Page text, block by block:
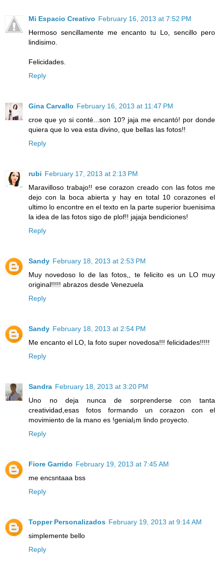
Mi Espacio Creativo February 16, 2013 at 7:52 PM
Hermoso sencillamente me encanto tu Lo, sencillo pero
lindisimo.
Felicidades.
Reply
Gina Carvallo February 16, 2013 at 11:47 PM
croe que yo si conté...son 10? jaja me encantó! por donde
quiera que lo vea esta divino, que bellas las fotos!!
Reply
rubi February 17, 2013 at 2:13 PM
Maravilloso trabajo!! ese corazon creado con las fotos me
dejo con la boca abierta y hay en total 10 corazones el
ultimo lo encontre en el texto en la parte superior buenisima
la idea de las fotos sigo de plof!! jajaja bendiciones!
Reply
Sandy February 18, 2013 at 2:53 PM
Muy novedoso lo de las fotos,, te felicito es un LO muy
original!!!!! abrazos desde Venezuela
Reply
Sandy February 18, 2013 at 2:54 PM
Me encanto el LO, la foto super novedosa!!! felicidades!!!!!
Reply
Sandra February 18, 2013 at 3:20 PM
Uno no deja nunca de sorprenderse con tanta
creatividad,esas fotos formando un corazon con el
movimiento de la mano es !genial¡m lindo proyecto.
Reply
Fiore Garrido February 19, 2013 at 7:45 AM
me encsntaaa bss
Reply
Topper Personalizados February 19, 2013 at 9:14 AM
simplemente bello
Reply